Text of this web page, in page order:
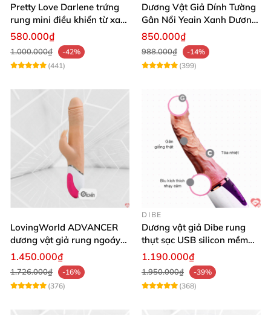
Pretty Love Darlene trứng
rung mini điều khiển từ xa
12 chế độ rung mạnh
580.000₫
1.000.000₫
-42%
(441)
Dương Vật Giả Dính Tường
Gân Nổi Yeain Xanh Dương
8.2 Siêu Thật
850.000₫
988.000₫
-14%
(399)
LovingWorld ADVANCER
dương vật giả rung ngoáy
thụt 7 chế độ
1.450.000₫
1.726.000₫
-16%
(376)
DIBE
Dương vật giả Dibe rung
thụt sạc USB silicon mềm
mại thật
1.190.000₫
1.950.000₫
-39%
(368)